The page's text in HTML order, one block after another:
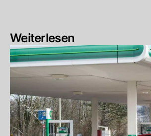
Weiterlesen